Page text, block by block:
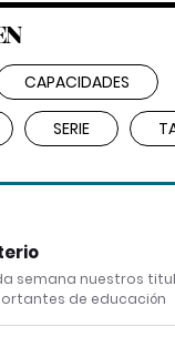
CAPACIDADES
SERIE
semana nuestros
de educación